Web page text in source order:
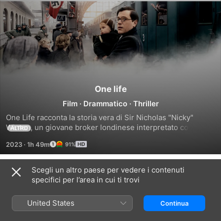
One life
Film · Drammatico · Thriller
One Life racconta la storia vera di Sir Nicholas "Nicky"
Winton, un giovane broker londinese interpretato con
scoppio della Seconda Guerra Mondiale salvò 669 bambini
profughi da morte certa. Cinquant'anni dopo, nel 1988,
Nicky vive ancora nel ricordo della triste sorte di quei
bambini che non ha potuto portare in salvo in Inghilterra,
incolpandosi sempre di non essere stato in grado di aver
fatto di più. Ma il destino gli riserva un incontro inaspettato.
ALTRO
2023 · 1h 49m 91%
Trailer
Scegli un altro paese per vedere i contenuti
specifici per l’area in cui ti trovi
United States Continua